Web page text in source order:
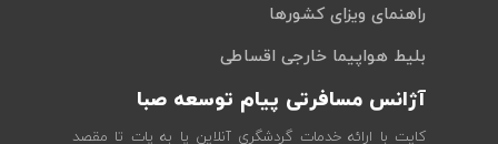
راهنمای ویزای کشورها
بلیط هواپیما خارجی اقساطی
آژانس مسافرتی پیام توسعه صبا
کایت با ارائه خدمات گردشگری آنلاین پا به پات تا مقصد